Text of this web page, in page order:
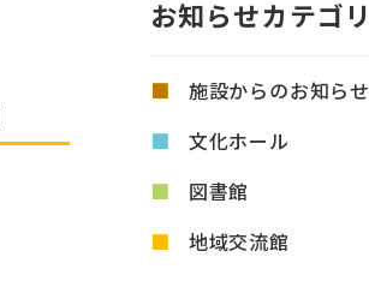
お知らせカテゴリ
施設からのお知らせ
文化ホール
図書館
地域交流館